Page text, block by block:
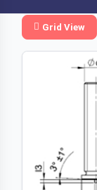
Grid View